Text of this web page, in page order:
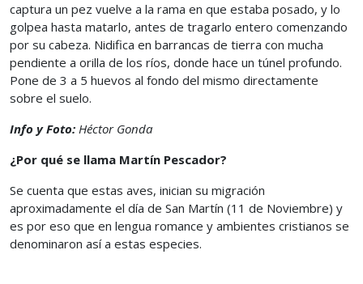
captura un pez vuelve a la rama en que estaba posado, y lo
golpea hasta matarlo, antes de tragarlo entero comenzando
por su cabeza. Nidifica en barrancas de tierra con mucha
pendiente a orilla de los ríos, donde hace un túnel profundo.
Pone de 3 a 5 huevos al fondo del mismo directamente
sobre el suelo.
Info y Foto: Héctor Gonda
¿Por qué se llama Martín Pescador?
Se cuenta que estas aves, inician su migración
aproximadamente el día de San Martín (11 de Noviembre) y
es por eso que en lengua romance y ambientes cristianos se
denominaron así a estas especies.